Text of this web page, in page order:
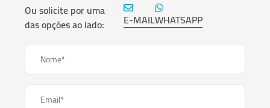
Ou solicite por uma
das opções ao lado:
E-MAILWHATSAPP
Nome*
Email*